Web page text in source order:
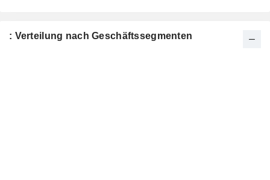
: Verteilung nach Geschäftssegmenten